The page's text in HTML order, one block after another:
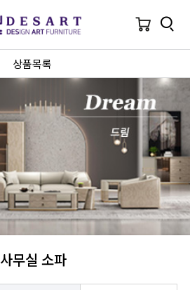
상품목록
사무실 소파